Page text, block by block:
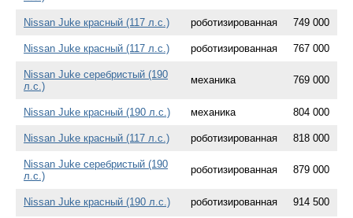
Nissan Juke красный (117 л.с.) роботизированная 749 000
Nissan Juke красный (117 л.с.) роботизированная 767 000
Nissan Juke серебристый (190
л.с.)
механика 769 000
Nissan Juke красный (190 л.с.) механика 804 000
Nissan Juke красный (117 л.с.) роботизированная 818 000
Nissan Juke серебристый (190
л.с.)
роботизированная 879 000
Nissan Juke красный (190 л.с.) роботизированная 914 500